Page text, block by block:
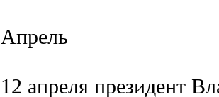
Апрель
12 апреля президент